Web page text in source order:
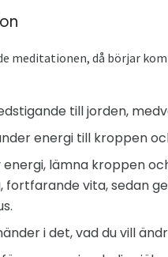
meditationen, då börjar
till jorden,
energi till kroppen
lämna kroppen
fortfarande vita, sedan
i det, vad du vill